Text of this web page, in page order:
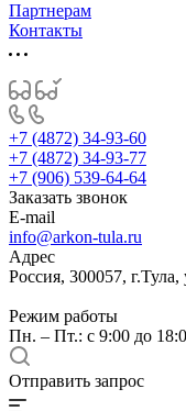
Партнерам
Контакты
+7 (4872) 34-93-60
+7 (4872) 34-93-77
+7 (906) 539-64-64
Заказать звонок
E-mail
info@arkon-tula.ru
Адрес
Россия, 300057,
Режим работы
Пн. – Пт.: с 9:00 до
Отправить запрос